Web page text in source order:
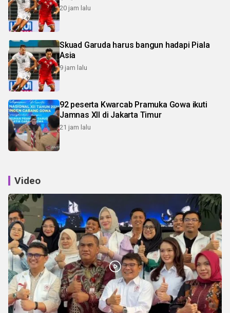
20 jam lalu
Skuad Garuda harus bangun hadapi Piala
Asia
9 jam lalu
92 peserta Kwarcab Pramuka Gowa ikuti
Jamnas XII di Jakarta Timur
21 jam lalu
Video